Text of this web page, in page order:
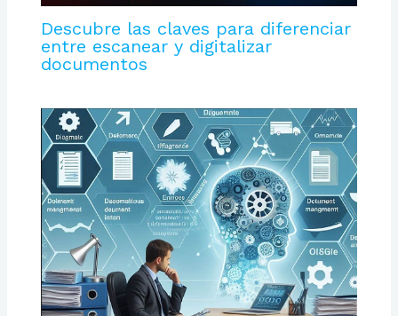
Descubre las claves para diferenciar
entre escanear y digitalizar
documentos